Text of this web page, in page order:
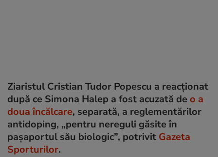
Ziaristul Cristian Tudor Popescu a reacționat
după ce Simona Halep a fost acuzată de o a
doua încălcare, separată, a reglementărilor
antidoping, „pentru nereguli găsite în
pașaportul său biologic”, potrivit Gazeta
Sporturilor.